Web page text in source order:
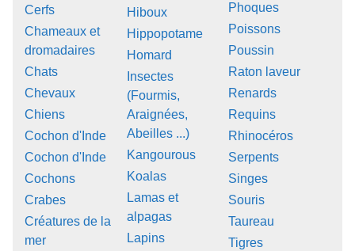
Cerfs
Chameaux et
dromadaires
Chats
Chevaux
Chiens
Cochon d'Inde
Cochon d'Inde
Cochons
Crabes
Créatures de la
mer
Hiboux
Hippopotame
Homard
Insectes
(Fourmis,
Araignées,
Abeilles ...)
Kangourous
Koalas
Lamas et
alpagas
Lapins
Phoques
Poissons
Poussin
Raton laveur
Renards
Requins
Rhinocéros
Serpents
Singes
Souris
Taureau
Tigres